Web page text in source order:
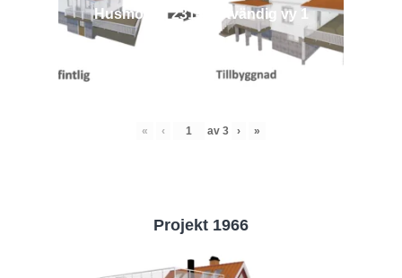
Husmodell 2314 - Utvändig vy 1
« ‹ av 3 › »
Projekt 1966